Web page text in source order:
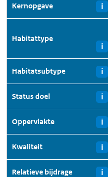
Kernopgave i
Habitattype
i
Habitatsubtype i
Status doel i
Oppervlakte i
Kwaliteit i
Relatieve bijdrage i